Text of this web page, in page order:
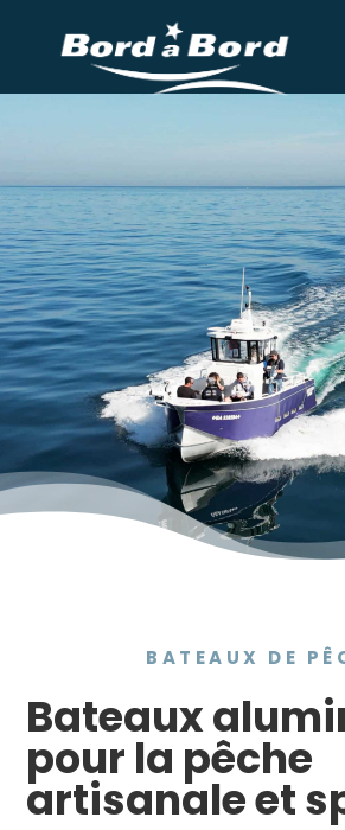
BATEAUX DE
Bateaux
pour la pêche
artisanale et